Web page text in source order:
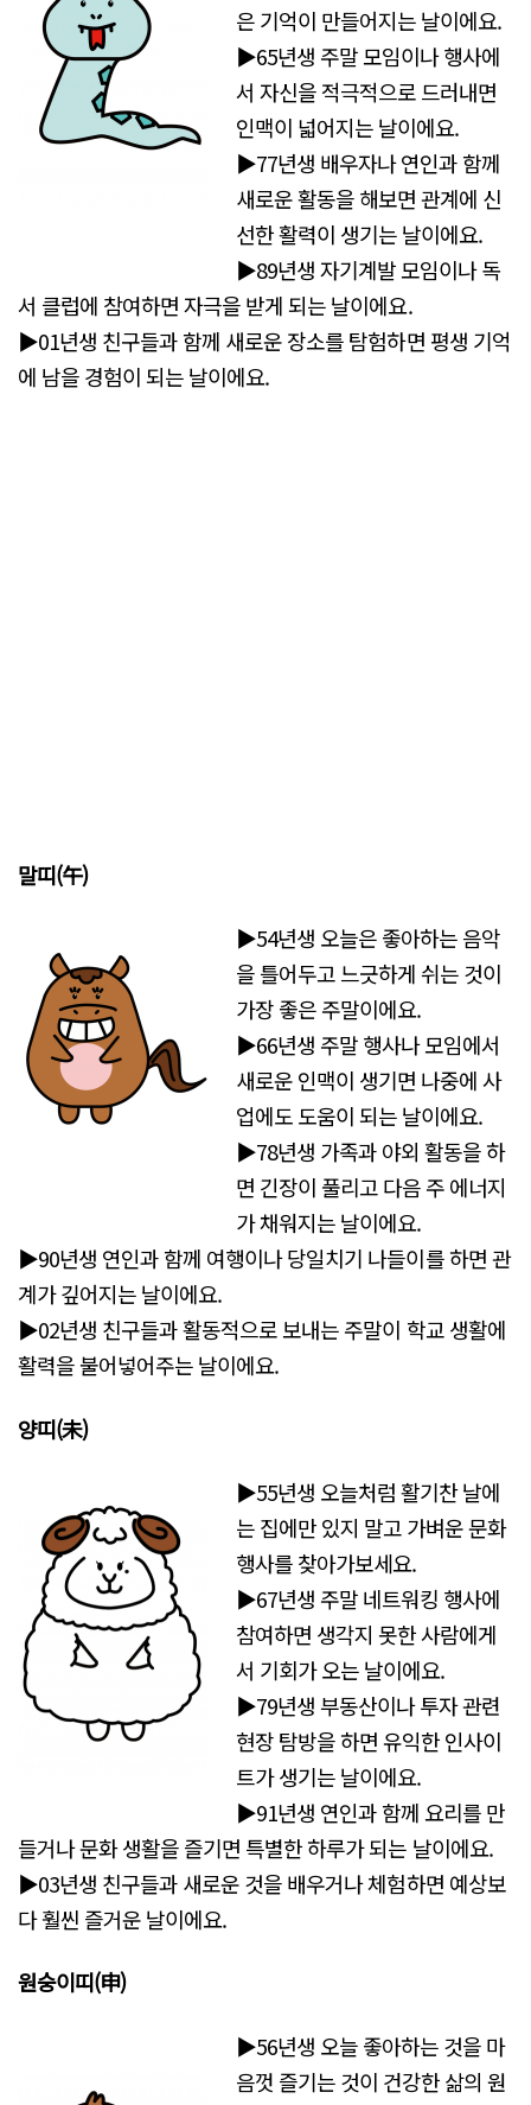
은 기억이 만들어지는 날이에요.
▶65년생 주말 모임이나 행사에
서 자신을 적극적으로 드러내면
인맥이 넓어지는 날이에요.
▶77년생 배우자나 연인과 함께
새로운 활동을 해보면 관계에 신
선한 활력이 생기는 날이에요.
▶89년생 자기계발 모임이나 독
서 클럽에 참여하면 자극을 받게 되는 날이에요.
▶01년생 친구들과 함께 새로운 장소를 탐험하면 평생 기억
에 남을 경험이 되는 날이에요.
말띠(午)
▶54년생 오늘은 좋아하는 음악
을 틀어두고 느긋하게 쉬는 것이
가장 좋은 주말이에요.
▶66년생 주말 행사나 모임에서
새로운 인맥이 생기면 나중에 사
업에도 도움이 되는 날이에요.
▶78년생 가족과 야외 활동을 하
면 긴장이 풀리고 다음 주 에너지
가 채워지는 날이에요.
▶90년생 연인과 함께 여행이나 당일치기 나들이를 하면 관
계가 깊어지는 날이에요.
▶02년생 친구들과 활동적으로 보내는 주말이 학교 생활에
활력을 불어넣어주는 날이에요.
양띠(未)
▶55년생 오늘처럼 활기찬 날에
는 집에만 있지 말고 가벼운 문화
행사를 찾아가보세요.
▶67년생 주말 네트워킹 행사에
참여하면 생각지 못한 사람에게
서 기회가 오는 날이에요.
▶79년생 부동산이나 투자 관련
현장 탐방을 하면 유익한 인사이
트가 생기는 날이에요.
▶91년생 연인과 함께 요리를 만
들거나 문화 생활을 즐기면 특별한 하루가 되는 날이에요.
▶03년생 친구들과 새로운 것을 배우거나 체험하면 예상보
다 훨씬 즐거운 날이에요.
원숭이띠(申)
▶56년생 오늘 좋아하는 것을 마
음껏 즐기는 것이 건강한 삶의 원